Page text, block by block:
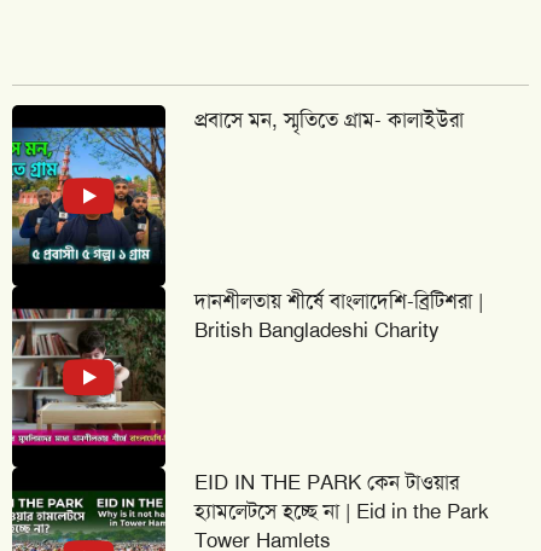
প্রবাসে মন, স্মৃতিতে গ্রাম- কালাইউরা
দানশীলতায় শীর্ষে বাংলাদেশি-ব্রিটিশরা |
British Bangladeshi Charity
EID IN THE PARK কেন টাওয়ার
হ্যামলেটসে হচ্ছে না | Eid in the Park
Tower Hamlets